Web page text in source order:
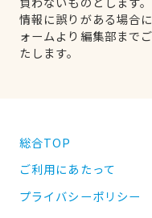
情報に誤りがある場合
ォームより編集部まで
たします。
総合TOP
ご利用にあたって
プライバシーポリシー